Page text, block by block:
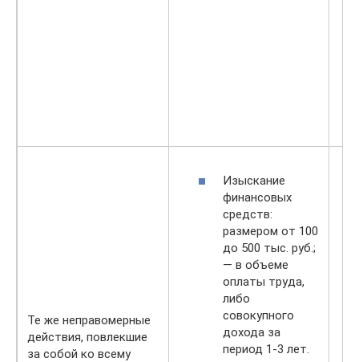
Те же неправомерные
действия, повлекшие
за собой ко всему
Изыскание
финансовых
средств:
размером от 100
до 500 тыс. руб.;
— в объеме
оплаты труда,
либо
совокупного
дохода за
период 1-3 лет.